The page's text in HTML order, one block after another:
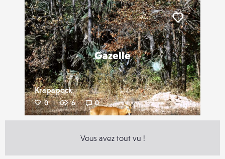
Gazelle
Krapapock
0 6 0
Liker
Vous avez tout vu !